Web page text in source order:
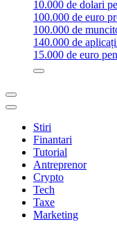
10.000 de dolari
100.000 de euro
100.000 de
140.000 de
15.000 de euro
Stiri
Finantari
Tutorial
Antreprenor
Crypto
Tech
Taxe
Marketing